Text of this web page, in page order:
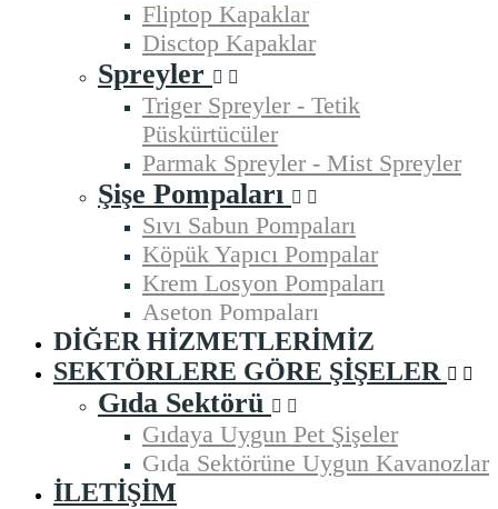
Fliptop Kapaklar
Disctop Kapaklar
Spreyler
Triger Spreyler - Tetik
Püskürtücüler
Parmak Spreyler - Mist Spreyler
Şişe Pompaları
Sıvı Sabun Pompaları
Köpük Yapıcı Pompalar
Krem Losyon Pompaları
Aseton Pompaları
DIĞER HIZMETLERIMIZ
SEKTÖRLERE GÖRE ŞIŞELER
Gıda Sektörü
Gıdaya Uygun Pet Şişeler
Gıda Sektörüne Uygun Kavanozlar
İLETIŞIM